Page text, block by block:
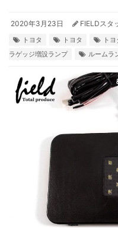
2020年3月23日 FIELDスタ
トヨタ トヨタ トヨ
ラゲッジ増設ランプ
ルームラ